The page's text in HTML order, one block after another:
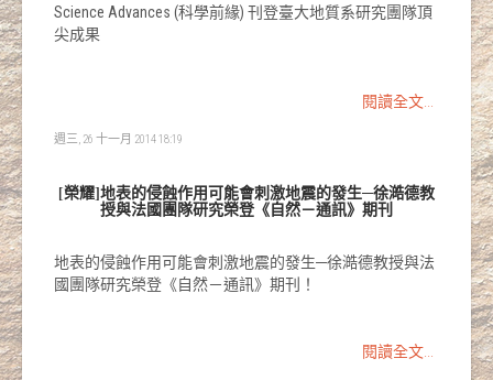
Science Advances (科學前緣) 刊登臺大地質系研究團隊頂
尖成果
閱讀全文...
週三, 26 十一月 2014 18:19
[榮耀]地表的侵蝕作用可能會刺激地震的發生─徐澔德教
授與法國團隊研究榮登《自然－通訊》期刊
地表的侵蝕作用可能會刺激地震的發生─徐澔德教授與法
國團隊研究榮登《自然－通訊》期刊！
閱讀全文...